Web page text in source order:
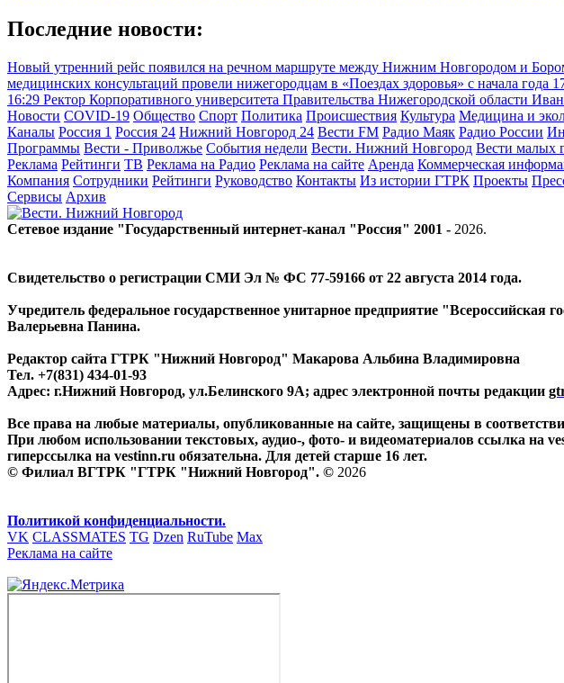
Последние новости:
Новый утренний рейс появился на речном маршруте между Нижним Новгородом и
медицинских консультаций провели нижегородцам в «Поездах здоровья» с начала года
16:29 Ректор Корпоративного университета Правительства Нижегородской области
Новости COVID-19 Общество Спорт Политика Происшествия Культура Медицина и
Каналы Россия 1 Россия 24 Нижний Новгород 24 Вести FM Радио Маяк Радио России
Программы Вести - Приволжье События недели Вести. Нижний Новгород Вести малых
Реклама Рейтинги ТВ Реклама на Радио Реклама на сайте Аренда Коммерческая
Компания Сотрудники Рейтинги Руководство Контакты Из истории ГТРК Проекты
Сервисы Архив
Сетевое издание "Государственный интернет-канал "Россия" 2001 - 2026.
Свидетельство о регистрации СМИ Эл № ФС 77-59166 от 22 августа 2014 года.
Учредитель федеральное государственное унитарное предприятие
Валерьевна Панина.
Редактор сайта ГТРК "Нижний Новгород" Макарова Альбина Владимировна
Тел. +7(831) 434-01-93
Адрес: г.Нижний Новгород, ул.Белинского 9А; адрес электронной почты редакции
Все права на любые материалы, опубликованные на сайте, защищены в
При любом использовании текстовых, аудио-, фото- и видеоматериалов ссылка на
гиперссылка на vestinn.ru обязательна. Для детей старше 16 лет.
© Филиал ВГТРК "ГТРК "Нижний Новгород". © 2026
Политикой конфиденциальности.
VK CLASSMATES TG Dzen RuTube Max
Реклама на сайте